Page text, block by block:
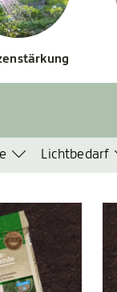
Lichtbedarf